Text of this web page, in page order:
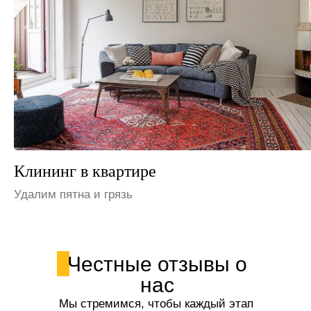
Клининг на даче
Устраним неприятные запахи
Честные отзывы о
нас
Мы стремимся, чтобы каждый этап